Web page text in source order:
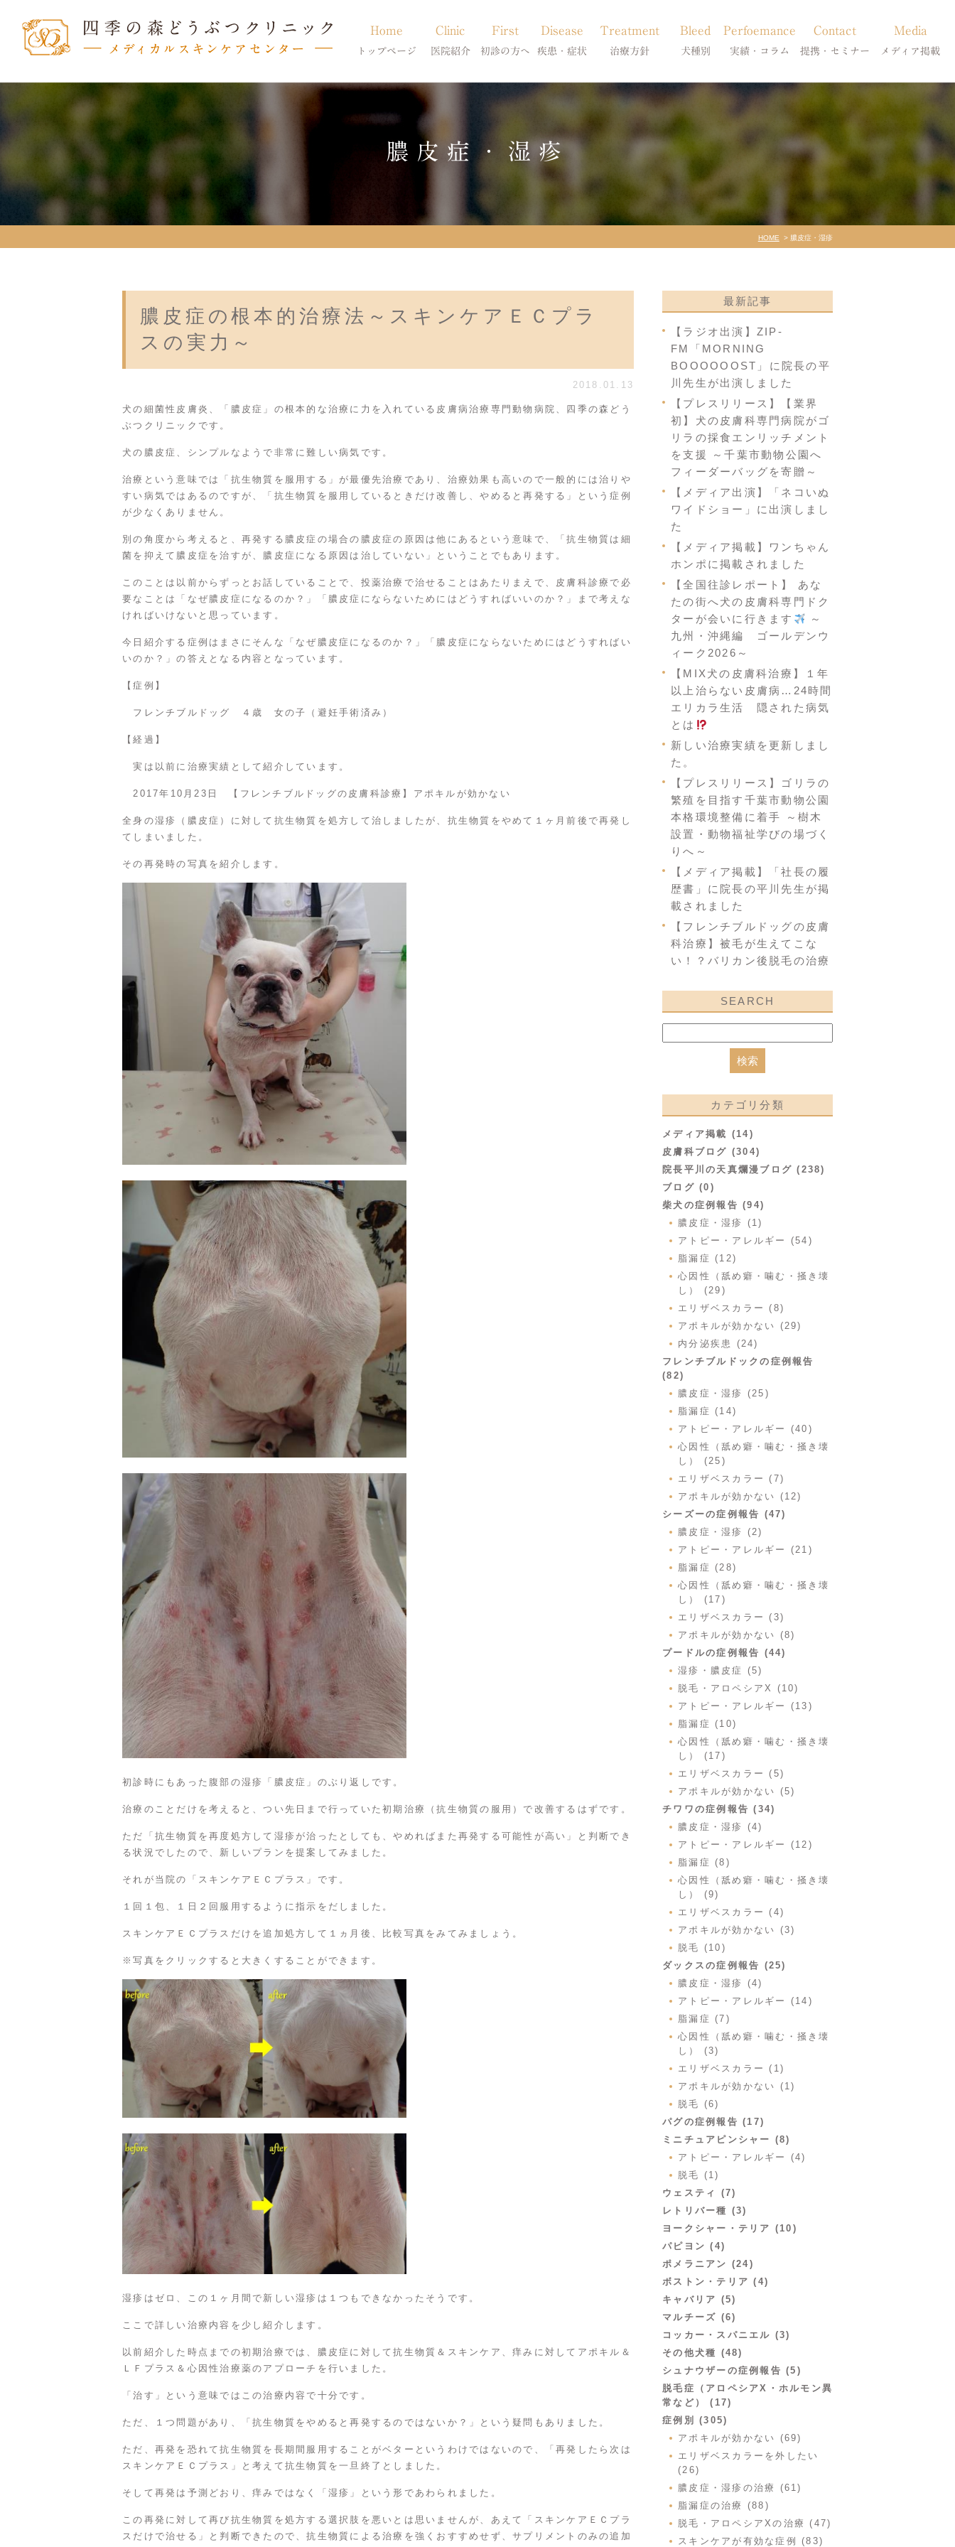
Home
トップページ
Clinic
医院紹介
当院のご紹介
獣医師紹介
First
初診の方へ
初診の方へ
Disease
疾患・症状
アトピー・アレルギー
膿皮症・脂漏症
脱毛症・アロペシアX
アポキルが効かない皮膚病
Treatment
治療方針
体質改善・食事療法
Bleed
犬種別
柴犬の皮膚病
シーズーの皮膚病
フレンチブルドッグの皮膚病
トイプードルの皮膚病
Perfoemance
実績・コラム
症状別
コラム「皮膚科のいろは」
Contact
提携・セミナー
診療提携・セミナー開催
Media
メディア掲載
膿皮症・湿疹
HOME 膿皮症・湿疹
膿皮症の根本的治療法～スキンケアＥＣプラ
スの実力～
2018.01.13
犬の細菌性皮膚炎、「膿皮症」の根本的な治療に力を入れている皮膚病治療専門動物病院、四季の森どう
ぶつクリニックです。
犬の膿皮症、シンプルなようで非常に難しい病気です。
治療という意味では「抗生物質を服用する」が最優先治療であり、治療効果も高いので一般的には治りや
すい病気ではあるのですが、「抗生物質を服用しているときだけ改善し、やめると再発する」という症例
が少なくありません。
別の角度から考えると、再発する膿皮症の場合の膿皮症の原因は他にあるという意味で、「抗生物質は細
菌を抑えて膿皮症を治すが、膿皮症になる原因は治していない」ということでもあります。
このことは以前からずっとお話していることで、投薬治療で治せることはあたりまえで、皮膚科診療で必
要なことは「なぜ膿皮症になるのか？」「膿皮症にならないためにはどうすればいいのか？」まで考えな
ければいけないと思っています。
今日紹介する症例はまさにそんな「なぜ膿皮症になるのか？」「膿皮症にならないためにはどうすればい
いのか？」の答えとなる内容となっています。
【症例】
フレンチブルドッグ ４歳 女の子（避妊手術済み）
【経過】
実は以前に治療実績として紹介しています。
2017年10月23日 【フレンチブルドッグの皮膚科診療】アポキルが効かない
全身の湿疹（膿皮症）に対して抗生物質を処方して治しましたが、抗生物質をやめて１ヶ月前後で再発し
てしまいました。
その再発時の写真を紹介します。
初診時にもあった腹部の湿疹「膿皮症」のぶり返しです。
治療のことだけを考えると、つい先日まで行っていた初期治療（抗生物質の服用）で改善するはずです。
ただ「抗生物質を再度処方して湿疹が治ったとしても、やめればまた再発する可能性が高い」と判断でき
る状況でしたので、新しいプランを提案してみました。
それが当院の「スキンケアＥＣプラス」です。
１回１包、１日２回服用するように指示をだしました。
スキンケアＥＣプラスだけを追加処方して１ヵ月後、比較写真をみてみましょう。
※写真をクリックすると大きくすることができます。
湿疹はゼロ、この１ヶ月間で新しい湿疹は１つもできなかったそうです。
ここで詳しい治療内容を少し紹介します。
以前紹介した時点までの初期治療では、膿皮症に対して抗生物質＆スキンケア、痒みに対してアポキル＆
ＬＦプラス＆心因性治療薬のアプローチを行いました。
「治す」という意味ではこの治療内容で十分です。
ただ、１つ問題があり、「抗生物質をやめると再発するのではないか？」という疑問もありました。
ただ、再発を恐れて抗生物質を長期間服用することがベターというわけではないので、「再発したら次は
スキンケアＥＣプラス」と考えて抗生物質を一旦終了としました。
そして再発は予測どおり、痒みではなく「湿疹」という形であわられました。
この再発に対して再び抗生物質を処方する選択肢を悪いとは思いませんが、あえて「スキンケアＥＣプラ
スだけで治せる」と判断できたので、抗生物質による治療を強くおすすめせず、サプリメントのみの追加
最新記事
【ラジオ出演】ZIP-
FM「MORNING
BOOOOOOST」に院長の平
川先生が出演しました
【プレスリリース】【業界
初】犬の皮膚科専門病院がゴ
リラの採食エンリッチメント
を支援 ～千葉市動物公園へ
フィーダーバッグを寄贈～
【メディア出演】「ネコいぬ
ワイドショー」に出演しまし
た
【メディア掲載】ワンちゃん
ホンポに掲載されました
【全国往診レポート】 あな
たの街へ犬の皮膚科専門ドク
ターが会いに行きます
～
九州・沖縄編 ゴールデンウ
ィーク2026～
【MIX犬の皮膚科治療】１年
以上治らない皮膚病…24時間
エリカラ生活 隠された病気
とは
新しい治療実績を更新しまし
た。
【プレスリリース】ゴリラの
繁殖を目指す千葉市動物公園
本格環境整備に着手 ～樹木
設置・動物福祉学びの場づく
りへ～
【メディア掲載】「社長の履
歴書」に院長の平川先生が掲
載されました
【フレンチブルドッグの皮膚
科治療】被毛が生えてこな
い！？バリカン後脱毛の治療
SEARCH
カテゴリ分類
メディア掲載 (14)
皮膚科ブログ (304)
院長平川の天真爛漫ブログ (238)
ブログ (0)
柴犬の症例報告 (94)
膿皮症・湿疹 (1)
アトピー・アレルギー (54)
脂漏症 (12)
心因性（舐め癖・噛む・掻き壊
し） (29)
エリザベスカラー (8)
アポキルが効かない (29)
内分泌疾患 (24)
フレンチブルドックの症例報告
(82)
膿皮症・湿疹 (25)
脂漏症 (14)
アトピー・アレルギー (40)
心因性（舐め癖・噛む・掻き壊
し） (25)
エリザベスカラー (7)
アポキルが効かない (12)
シーズーの症例報告 (47)
膿皮症・湿疹 (2)
アトピー・アレルギー (21)
脂漏症 (28)
心因性（舐め癖・噛む・掻き壊
し） (17)
エリザベスカラー (3)
アポキルが効かない (8)
プードルの症例報告 (44)
湿疹・膿皮症 (5)
脱毛・アロペシアX (10)
アトピー・アレルギー (13)
脂漏症 (10)
心因性（舐め癖・噛む・掻き壊
し） (17)
エリザベスカラー (5)
アポキルが効かない (5)
チワワの症例報告 (34)
膿皮症・湿疹 (4)
アトピー・アレルギー (12)
脂漏症 (8)
心因性（舐め癖・噛む・掻き壊
し） (9)
エリザベスカラー (4)
アポキルが効かない (3)
脱毛 (10)
ダックスの症例報告 (25)
膿皮症・湿疹 (4)
アトピー・アレルギー (14)
脂漏症 (7)
心因性（舐め癖・噛む・掻き壊
し） (3)
エリザベスカラー (1)
アポキルが効かない (1)
脱毛 (6)
パグの症例報告 (17)
ミニチュアピンシャー (8)
アトピー・アレルギー (4)
脱毛 (1)
ウェスティ (7)
レトリバー種 (3)
ヨークシャー・テリア (10)
パピヨン (4)
ポメラニアン (24)
ボストン・テリア (4)
キャバリア (5)
マルチーズ (6)
コッカー・スパニエル (3)
その他犬種 (48)
シュナウザーの症例報告 (5)
脱毛症（アロペシアX・ホルモン異
常など） (17)
症例別 (305)
アポキルが効かない (69)
エリザベスカラーを外したい
(26)
膿皮症・湿疹の治療 (61)
脂漏症の治療 (88)
脱毛・アロペシアXの治療 (47)
スキンケアが有効な症例 (83)